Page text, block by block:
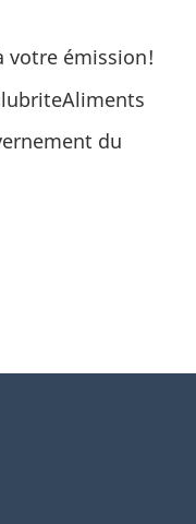
votre émission!
du